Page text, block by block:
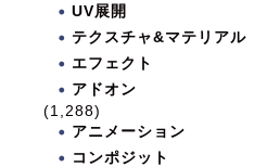
UV展開
テクスチャ&マテリアル
エフェクト
アドオン
(1,288)
アニメーション
コンポジット